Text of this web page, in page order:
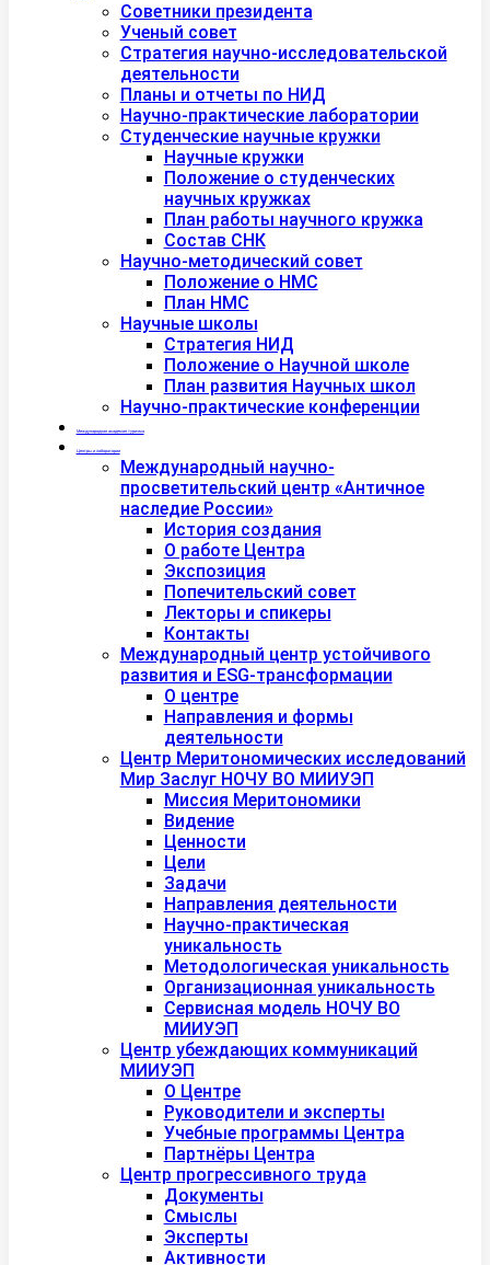
Советники президента
Ученый совет
Стратегия научно-исследовательской
деятельности
Планы и отчеты по НИД
Научно-практические лаборатории
Студенческие научные кружки
Научные кружки
Положение о студенческих
научных кружках
План работы научного кружка
Состав СНК
Научно-методический совет
Положение о НМС
План НМС
Научные школы
Стратегия НИД
Положение о Научной школе
План развития Научных школ
Научно-практические конференции
Международная академия туризма
Центры и лаборатории
Международный научно-
просветительский центр «Античное
наследие России»
История создания
О работе Центра
Экспозиция
Попечительский совет
Лекторы и спикеры
Контакты
Международный центр устойчивого
развития и ESG-трансформации
О центре
Направления и формы
деятельности
Центр Меритономических исследований
Мир Заслуг НОЧУ ВО МИИУЭП
Миссия Меритономики
Видение
Ценности
Цели
Задачи
Направления деятельности
Научно-практическая
уникальность
Методологическая уникальность
Организационная уникальность
Сервисная модель НОЧУ ВО
МИИУЭП
Центр убеждающих коммуникаций
МИИУЭП
О Центре
Руководители и эксперты
Учебные программы Центра
Партнёры Центра
Центр прогрессивного труда
Документы
Смыслы
Эксперты
Активности